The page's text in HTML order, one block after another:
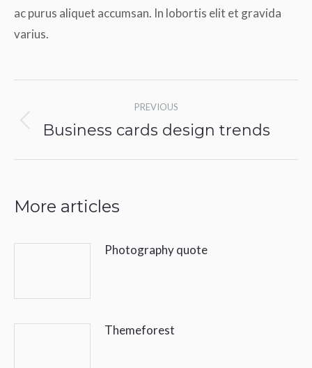
ac purus aliquet accumsan. In lobortis elit et gravida
varius.
navigation
PREVIOUS
Previous
Business cards design trends
More articles
Photography quote
Themeforest